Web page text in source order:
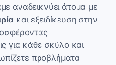
αναδεικνύει άτομα με
και εξειδίκευση στην
για κάθε σκύλο και
προβλήματα